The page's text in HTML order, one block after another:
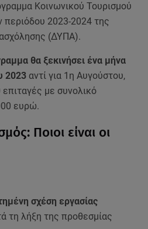
Κοινωνικού Τουρισμού
2023-2024 της
(ΔΥΠΑ).
θα ξεκινήσει ένα μήνα
2023 αντί για 1η Αυγούστου,
με συνολικό
ευρώ.
Ποιοι είναι οι
σχέση εργασίας
τη λήξη της προθεσμίας